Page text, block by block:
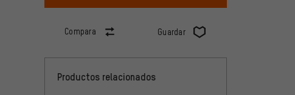
Compara Guardar
Productos relacionados